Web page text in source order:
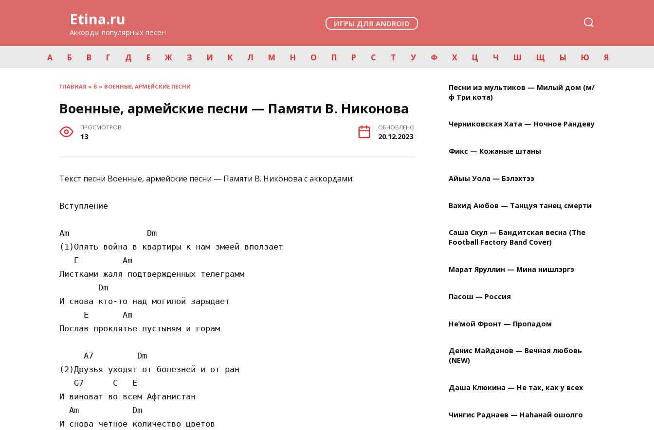
Etina.ru
Аккорды популярных песен
ИГРЫ ДЛЯ ANDROID
А Б В Г Д Е Ж З И К Л М Н О П Р С Т У Ф Х Ц Ч Ш Щ Ы Ю Я
ГЛАВНАЯ » В » ВОЕННЫЕ, АРМЕЙСКИЕ ПЕСНИ
Военные, армейские песни — Памяти В. Никонова
ПРОСМОТРОВ
13
ОБНОВЛЕНО
20.12.2023
Текст песни Военные, армейские песни — Памяти В. Никонова с аккордами:
Вступление
Am                Dm
(1)Опять война в квартиры к нам змеей вползает
   E         Am
Листками жаля подтвержденных телеграмм
        Dm
И снова кто-то над могилой зарыдает
     E       Am
Послав проклятье пустыням и горам
     A7         Dm
(2)Друзья уходят от болезней и от ран
   G7      C   E
И виноват во всем Aфганистан
  Am           Dm
И снова четное количество цветов
Песни из мультиков — Милый дом (м/
ф Три кота)
Черниковская Хата — Ночное Рандеву
Фикс — Кожаные штаны
Айыы Уола — Бэлэхтээ
Вахид Аюбов — Танцуя танец смерти
Саша Скул — Бандитская весна (The
Football Factory Band Cover)
Марат Яруллин — Мина нишлэргэ
Пасош — Россия
Не’мой Фронт — Пропадом
Денис Майданов — Вечная любовь
(NEW)
Даша Клюкина — Не так, как у всех
Чингис Раднаев — Наhанай ошолго